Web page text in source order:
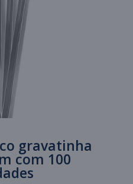
gravatinha
com 100